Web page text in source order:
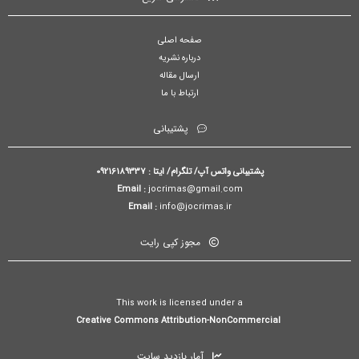
صفحه اصلی
درباره نشریه
ارسال مقاله
ارتباط با ما
پشتیبانی
پشتیبانی واتس آپ/ تلگرام/ ایتا : 09216189337
Email :jocrimas@gmail.com
Email :info@jocrimas.ir
مجوز کپی رایت
This work is licensed under a